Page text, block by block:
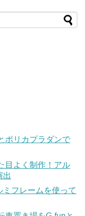
ポリカプラダンで
目よく制作！アル
出
フレームを使って